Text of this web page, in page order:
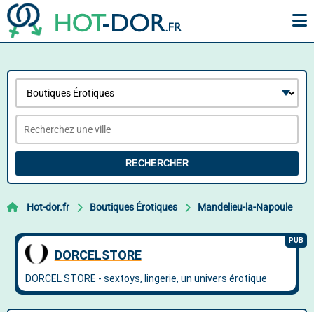
RECHERCHER
Hot-dor.fr Boutiques Érotiques Mandelieu-la-Napoule